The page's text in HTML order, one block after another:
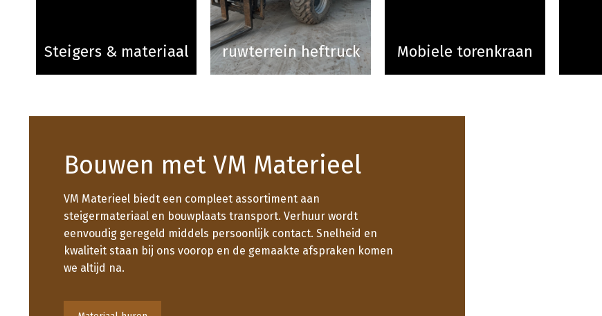
Steigers & materiaal ruwterrein heftruck Mobiele torenkraan
Bouwen met VM Materieel
VM Materieel biedt een compleet assortiment aan
steigermateriaal en bouwplaats transport. Verhuur wordt
eenvoudig geregeld middels persoonlijk contact. Snelheid en
kwaliteit staan bij ons voorop en de gemaakte afspraken komen
we altijd na.